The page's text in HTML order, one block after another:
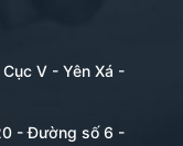
V - Yên Xá -
- Đường số 6 -